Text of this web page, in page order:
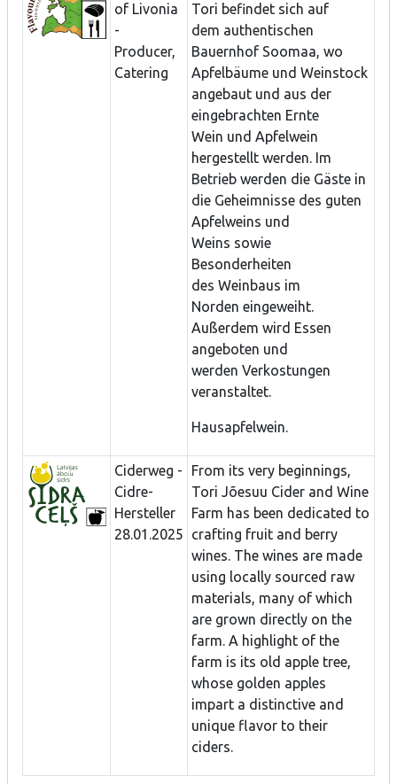
of Livonia
-
Producer,
Catering
Tori befindet sich auf
dem authentischen
Bauernhof Soomaa, wo
Apfelbäume und Weinstock
angebaut und aus der
eingebrachten Ernte
Wein und Apfelwein
hergestellt werden. Im
Betrieb werden die Gäste in
die Geheimnisse des guten
Apfelweins und
Weins sowie
Besonderheiten
des Weinbaus im
Norden eingeweiht.
Außerdem wird Essen
angeboten und
werden Verkostungen
veranstaltet.
Hausapfelwein.
Ciderweg -
Cidre-
Hersteller
28.01.2025
From its very beginnings,
Tori Jõesuu Cider and Wine
Farm has been dedicated to
crafting fruit and berry
wines. The wines are made
using locally sourced raw
materials, many of which
are grown directly on the
farm. A highlight of the
farm is its old apple tree,
whose golden apples
impart a distinctive and
unique flavor to their
ciders.